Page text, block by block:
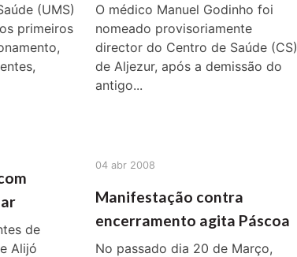
(UMS)
primeiros
O médico Manuel Godinho foi
nomeado provisoriamente
director do Centro de Saúde (CS)
de Aljezur, após a demissão do
antigo...
de
Alijó
04 abr 2008
Manifestação contra
encerramento agita Páscoa
No passado dia 20 de Março,